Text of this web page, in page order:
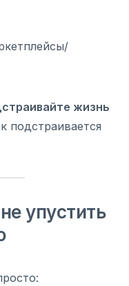
жизнь
подстраивается
упустить